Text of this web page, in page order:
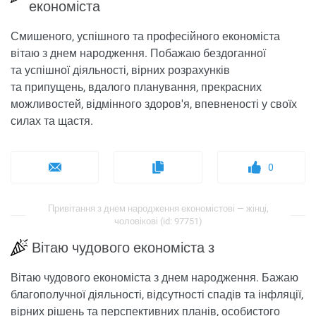
економіста
Смишеного, успішного та професійного економіста
вітаю з днем народження. Побажаю бездоганної
та успішної діяльності, вірних розрахунків
та припущень, вдалого планування, прекрасних
можливостей, відмінного здоров'я, впевненості у своїх
силах та щастя.
0
Привітання з днем ​​народження економістові — жінці,
чоловікові (id: 97751)
Вітаю чудового економіста з
Вітаю чудового економіста з днем ​​народження. Бажаю
благополучної діяльності, відсутності спадів та інфляції,
вірних рішень та перспективних планів, особистого